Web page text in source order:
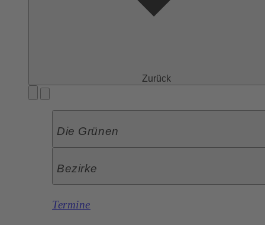
Zurück
Die Grünen
Bezirke
Termine